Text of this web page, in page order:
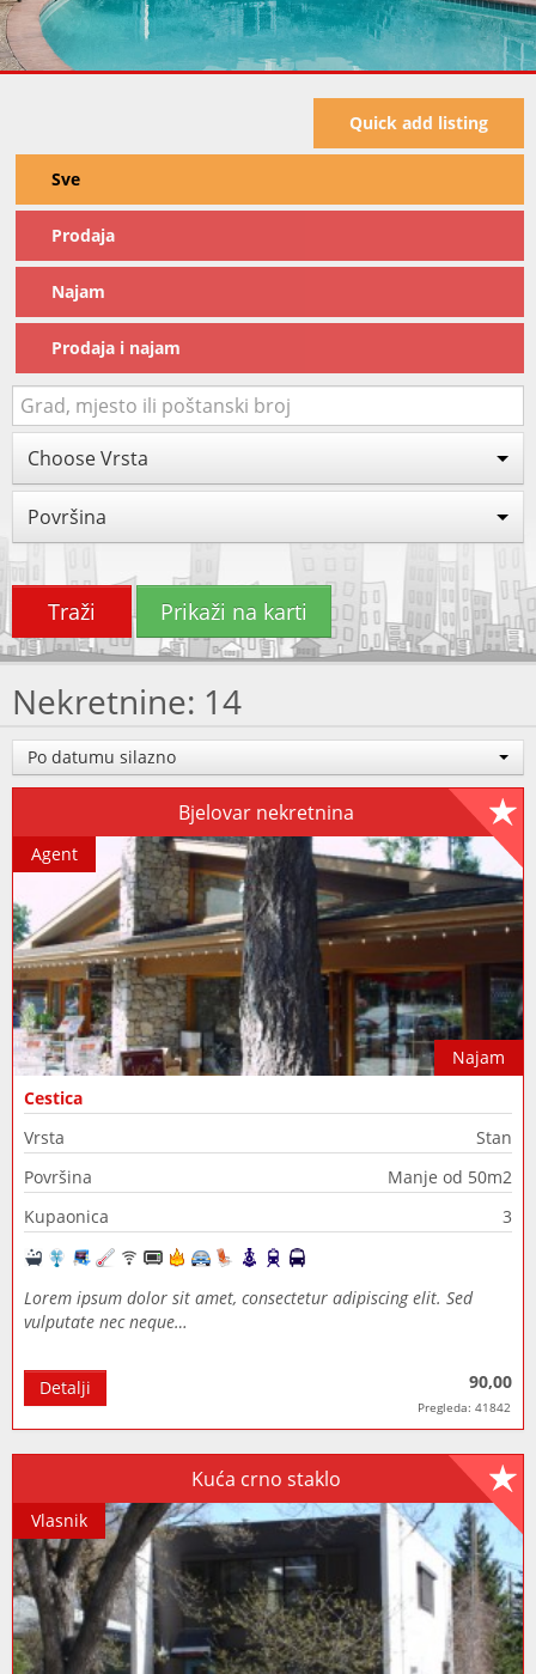
Quick add listing
Sve
Prodaja
Najam
Prodaja i najam
Choose Vrsta
Površina
Traži Prikaži na karti
Nekretnine: 14
Po datumu silazno
Bjelovar nekretnina
Najam
Agent
Cestica
Vrsta
Stan
Površina
Manje od 50m2
Kupaonica
3
Lorem ipsum dolor sit amet, consectetur adipiscing elit. Sed
vulputate nec neque…
90,00
Pregleda: 41842
Detalji
Kuća crno staklo
Vlasnik